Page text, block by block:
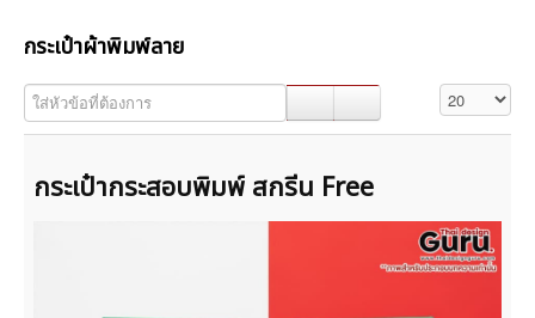
กระเป๋าผ้าพิมพ์ลาย
ใส่หัวข้อที่ต้องการ แสดง #
กระเป๋ากระสอบพิมพ์ สกรีน Free